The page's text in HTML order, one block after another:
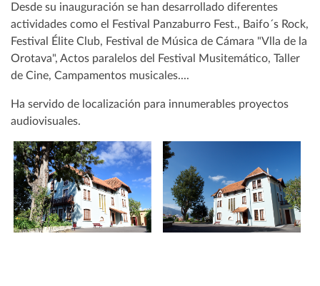
Desde su inauguración se han desarrollado diferentes
actividades como el Festival Panzaburro Fest., Baifo´s Rock,
Festival Élite Club, Festival de Música de Cámara "Vlla de la
Orotava", Actos paralelos del Festival Musitemático, Taller
de Cine, Campamentos musicales....
Ha servido de localización para innumerables proyectos
audiovisuales.